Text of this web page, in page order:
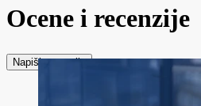
Ocene i recenzije
Napiši recenziju